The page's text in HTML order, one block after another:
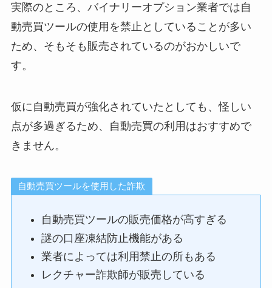
実際のところ、バイナリーオプション業者では自
動売買ツールの使用を禁止としていることが多い
ため、そもそも販売されているのがおかしいで
す。
仮に自動売買が強化されていたとしても、怪しい
点が多過ぎるため、自動売買の利用はおすすめで
きません。
自動売買ツールを使用した詐欺
自動売買ツールの販売価格が高すぎる
謎の口座凍結防止機能がある
業者によっては利用禁止の所もある
レクチャー詐欺師が販売している